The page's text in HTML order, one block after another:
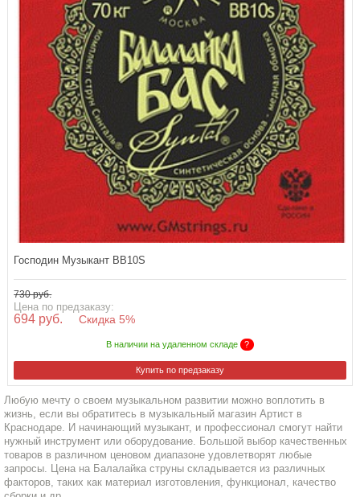
Господин Музыкант BB10S
730 руб.
Цена по предзаказу:
694 руб. Скидка 5%
В наличии на удаленном складе ?
Купить по предзаказу
Любую мечту о своем музыкальном развитии можно воплотить в
жизнь, если вы обратитесь в музыкальный магазин Артист в
Краснодаре. И начинающий музыкант, и профессионал смогут найти
нужный инструмент или оборудование. Большой выбор качественных
товаров в различном ценовом диапазоне удовлетворят любые
запросы. Цена на Балалайка струны складывается из различных
факторов, таких как материал изготовления, функционал, качество